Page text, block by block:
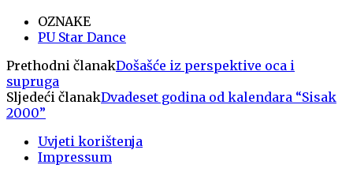
OZNAKE
PU Star Dance
Prethodni članakDošašće iz perspektive oca i
supruga
Sljedeći članakDvadeset godina od kalendara “Sisak
2000”
Uvjeti korištenja
Impressum